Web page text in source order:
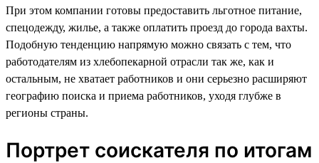
При этом компании готовы предоставить льготное питание,
спецодежду, жилье, а также оплатить проезд до города вахты.
Подобную тенденцию напрямую можно связать с тем, что
работодателям из хлебопекарной отрасли так же, как и
остальным, не хватает работников и они серьезно расширяют
географию поиска и приема работников, уходя глубже в
регионы страны.
Портрет соискателя по итогам